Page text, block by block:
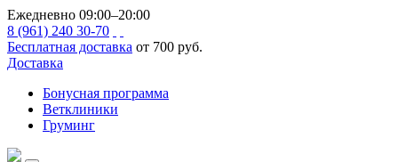
Ежедневно 09:00–20:00
8 (961) 240 30-70
Бесплатная доставка от 700 руб.
Доставка
Бонусная программа
Ветклиники
Груминг